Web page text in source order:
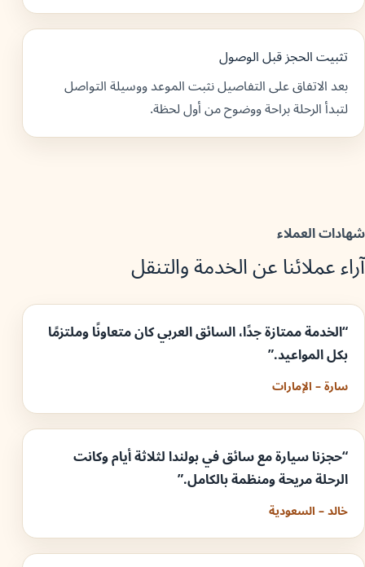
تثبيت الحجز قبل الوصول
بعد الاتفاق على التفاصيل نثبت الموعد ووسيلة التواصل
لتبدأ الرحلة براحة ووضوح من أول لحظة.
شهادات العملاء
آراء عملائنا عن الخدمة والتنقل
“الخدمة ممتازة جدًا، السائق العربي كان متعاونًا وملتزمًا
بكل المواعيد.”
سارة – الإمارات
“حجزنا سيارة مع سائق في بولندا لثلاثة أيام وكانت
الرحلة مريحة ومنظمة بالكامل.”
خالد – السعودية